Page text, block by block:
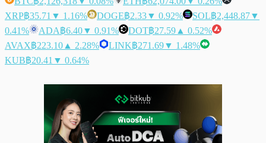
XRP฿35.71 ▼ 1.16% DOGE฿2.33▼ 0.92% SOL฿2,448.87▼
0.41%
ADA฿6.40▼ 0.91% DOT฿27.59 ▲ 0.52%
AVAX฿223.10 ▲ 2.28% LINK฿271.69▼ 1.48%
KUB฿20.41 ▼ 0.64%